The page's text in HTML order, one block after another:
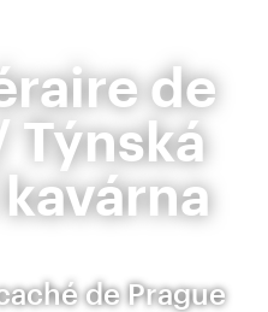
de
Týnská
de Prague